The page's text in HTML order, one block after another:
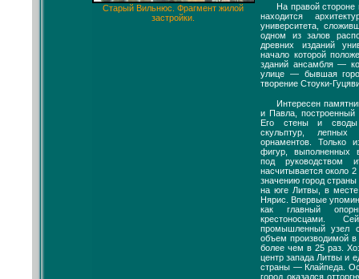
Старый Вильнюс. Фрагмент жилой
застройки.
На правой стороне
находится
университета,
одном из залов
древних изданий
начало которой
зданий ансамбля —
улице — бывшая
творение Стоуки-
Интересен
и Павла, построенный
Его стены и своды
скульптур, лепных
орнаментов. Только
фигур, выполненных
под руководством
насчитывается около
значению город
на юге Литвы, в
Нярис. Впервые
как главный
крестоносцами.
промышленный узел
объем производимой
более чем в 25 раз.
центр запада Литвы и
страны — Клайпеда.
город оказался